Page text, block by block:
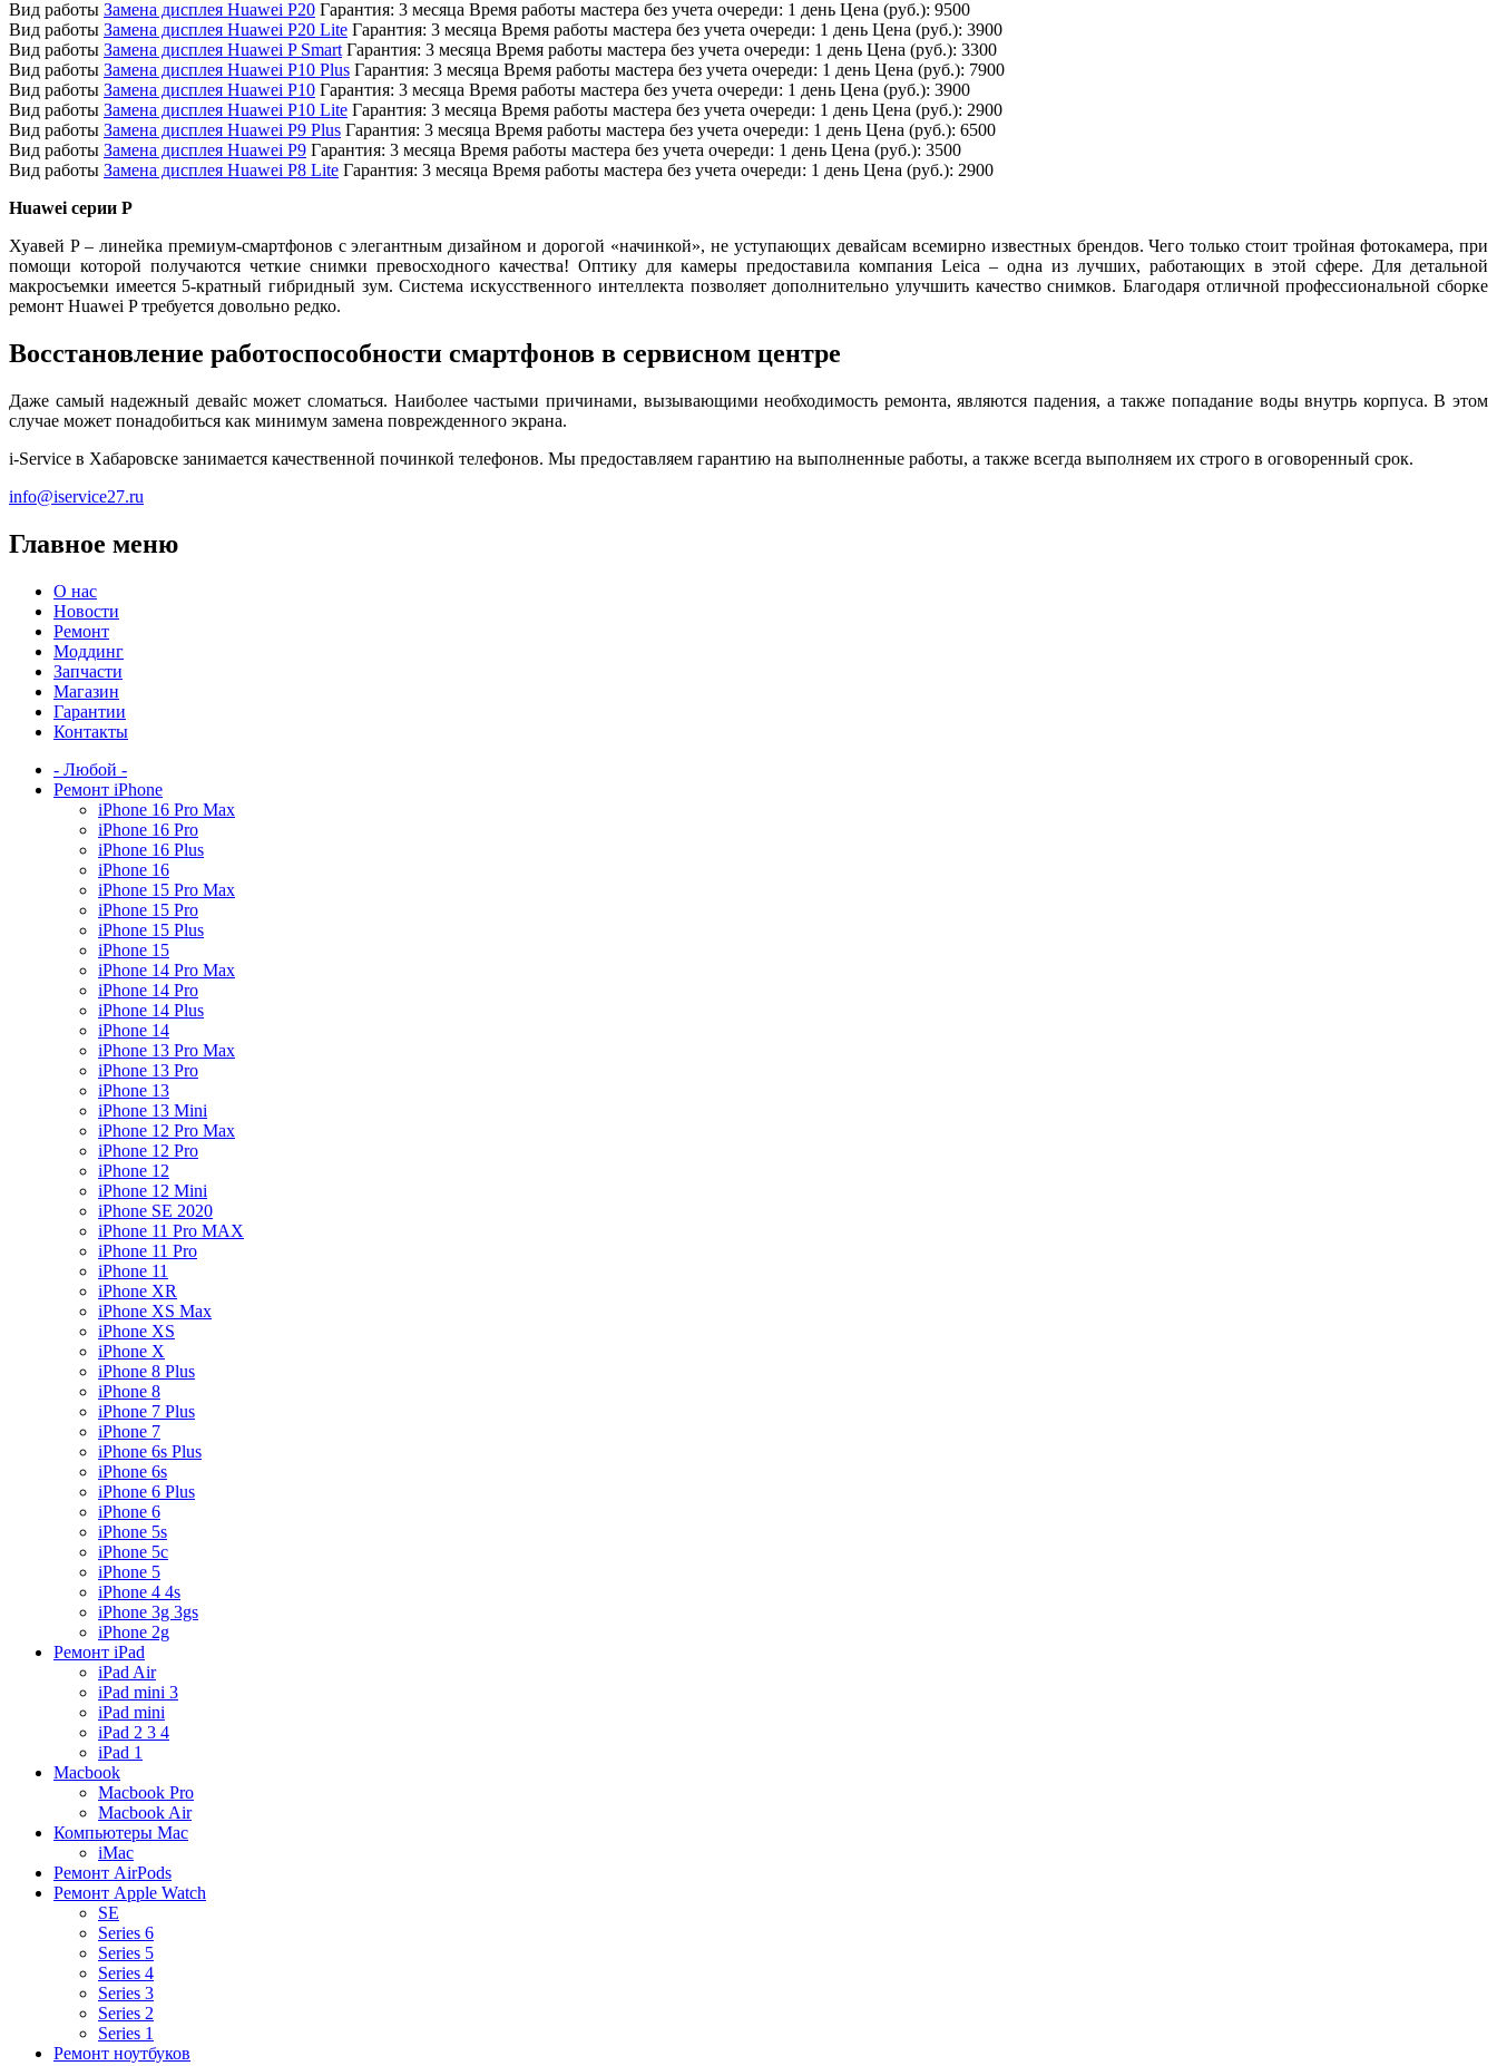
Вид работы Замена дисплея Huawei P20 Гарантия: 3 месяца Время работы мастера без учета очереди: 1 день Цена (руб.): 9500
Вид работы Замена дисплея Huawei P20 Lite Гарантия: 3 месяца Время работы мастера без учета очереди: 1 день Цена (руб.): 3900
Вид работы Замена дисплея Huawei P Smart Гарантия: 3 месяца Время работы мастера без учета очереди: 1 день Цена (руб.): 3300
Вид работы Замена дисплея Huawei P10 Plus Гарантия: 3 месяца Время работы мастера без учета очереди: 1 день Цена (руб.): 7900
Вид работы Замена дисплея Huawei P10 Гарантия: 3 месяца Время работы мастера без учета очереди: 1 день Цена (руб.): 3900
Вид работы Замена дисплея Huawei P10 Lite Гарантия: 3 месяца Время работы мастера без учета очереди: 1 день Цена (руб.): 2900
Вид работы Замена дисплея Huawei P9 Plus Гарантия: 3 месяца Время работы мастера без учета очереди: 1 день Цена (руб.): 6500
Вид работы Замена дисплея Huawei P9 Гарантия: 3 месяца Время работы мастера без учета очереди: 1 день Цена (руб.): 3500
Вид работы Замена дисплея Huawei P8 Lite Гарантия: 3 месяца Время работы мастера без учета очереди: 1 день Цена (руб.): 2900
Huawei серии P
Хуавей P – линейка премиум-смартфонов с элегантным дизайном и дорогой «начинкой», не уступающих девайсам всемирно известных брендов. Чего только стоит тройная фотокамера, при
помощи которой получаются четкие снимки превосходного качества! Оптику для камеры предоставила компания Leica – одна из лучших, работающих в этой сфере. Для детальной
макросъемки имеется 5-кратный гибридный зум. Система искусственного интеллекта позволяет дополнительно улучшить качество снимков. Благодаря отличной профессиональной сборке
ремонт Huawei P требуется довольно редко.
Восстановление работоспособности смартфонов в сервисном центре
Даже самый надежный девайс может сломаться. Наиболее частыми причинами, вызывающими необходимость ремонта, являются падения, а также попадание воды внутрь корпуса. В этом
случае может понадобиться как минимум замена поврежденного экрана.
i-Service в Хабаровске занимается качественной починкой телефонов. Мы предоставляем гарантию на выполненные работы, а также всегда выполняем их строго в оговоренный срок.
info@iservice27.ru
Главное меню
О нас
Новости
Ремонт
Моддинг
Запчасти
Магазин
Гарантии
Контакты
- Любой -
Ремонт iPhone
iPhone 16 Pro Max
iPhone 16 Pro
iPhone 16 Plus
iPhone 16
iPhone 15 Pro Max
iPhone 15 Pro
iPhone 15 Plus
iPhone 15
iPhone 14 Pro Max
iPhone 14 Pro
iPhone 14 Plus
iPhone 14
iPhone 13 Pro Max
iPhone 13 Pro
iPhone 13
iPhone 13 Mini
iPhone 12 Pro Max
iPhone 12 Pro
iPhone 12
iPhone 12 Mini
iPhone SE 2020
iPhone 11 Pro MAX
iPhone 11 Pro
iPhone 11
iPhone XR
iPhone XS Max
iPhone XS
iPhone X
iPhone 8 Plus
iPhone 8
iPhone 7 Plus
iPhone 7
iPhone 6s Plus
iPhone 6s
iPhone 6 Plus
iPhone 6
iPhone 5s
iPhone 5c
iPhone 5
iPhone 4 4s
iPhone 3g 3gs
iPhone 2g
Ремонт iPad
iPad Air
iPad mini 3
iPad mini
iPad 2 3 4
iPad 1
Macbook
Macbook Pro
Macbook Air
Компьютеры Mac
iMac
Ремонт AirPods
Ремонт Apple Watch
SE
Series 6
Series 5
Series 4
Series 3
Series 2
Series 1
Ремонт ноутбуков